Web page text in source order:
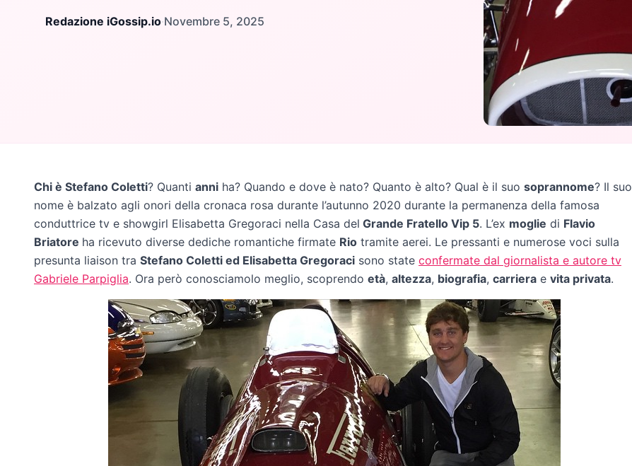
Redazione iGossip.io·Novembre 5, 2025
Chi è Stefano Coletti? Quanti anni ha? Quando e dove è nato? Quanto è alto? Qual è il suo soprannome? Il suo
nome è balzato agli onori della cronaca rosa durante l’autunno 2020 durante la permanenza della famosa
conduttrice tv e showgirl Elisabetta Gregoraci nella Casa del Grande Fratello Vip 5. L’ex moglie di Flavio
Briatore ha ricevuto diverse dediche romantiche firmate Rio tramite aerei. Le pressanti e numerose voci sulla
presunta liaison tra Stefano Coletti ed Elisabetta Gregoraci sono state confermate dal giornalista e autore tv
Gabriele Parpiglia. Ora però conosciamolo meglio, scoprendo età, altezza, biografia, carriera e vita privata.